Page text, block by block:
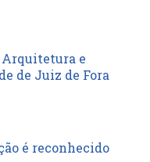
Arquitetura e
de Juiz de Fora
é reconhecido